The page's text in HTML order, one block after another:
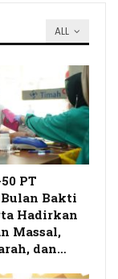
ALL
PT
Bakti
Hadirkan
Massal,
dan…